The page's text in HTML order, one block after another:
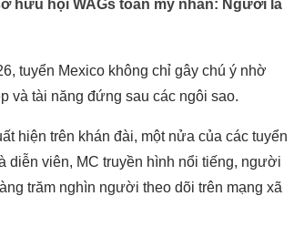
hữu hội WAGs toàn mỹ nhân: Người là
tuyển Mexico không chỉ gây chú ý nhờ
và tài năng đứng sau các ngôi sao.
hiện trên khán đài, một nửa của các tuyển
viên, MC truyền hình nổi tiếng, người
trăm nghìn người theo dõi trên mạng xã